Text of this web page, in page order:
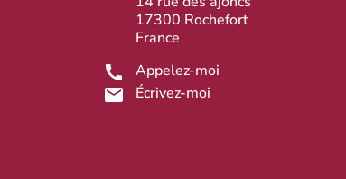
17300 Rochefort
France
Appelez-moi
Écrivez-moi